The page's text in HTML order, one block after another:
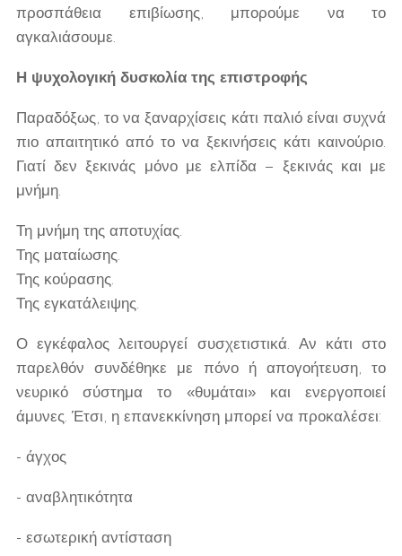
προσπάθεια επιβίωσης, μπορούμε να το
αγκαλιάσουμε.
Η ψυχολογική δυσκολία της επιστροφής
Παραδόξως, το να ξαναρχίσεις κάτι παλιό είναι συχνά
πιο απαιτητικό από το να ξεκινήσεις κάτι καινούριο.
Γιατί δεν ξεκινάς μόνο με ελπίδα – ξεκινάς και με
μνήμη.
Τη μνήμη της αποτυχίας.
Της ματαίωσης.
Της κούρασης.
Της εγκατάλειψης.
Ο εγκέφαλος λειτουργεί συσχετιστικά. Αν κάτι στο
παρελθόν συνδέθηκε με πόνο ή απογοήτευση, το
νευρικό σύστημα το «θυμάται» και ενεργοποιεί
άμυνες. Έτσι, η επανεκκίνηση μπορεί να προκαλέσει:
- άγχος
- αναβλητικότητα
- εσωτερική αντίσταση